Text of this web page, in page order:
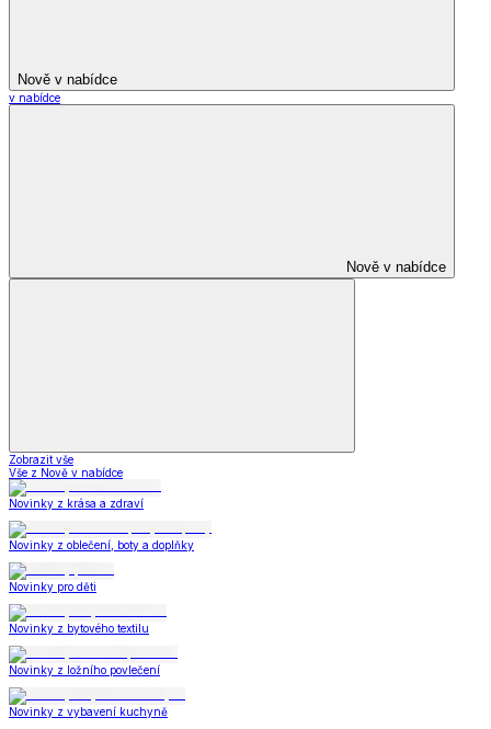
Nově v nabídce
v nabídce
Nově v nabídce
Zobrazit vše
Vše z Nově v nabídce
Novinky z krása a zdraví
Novinky z oblečení, boty a doplňky
Novinky pro děti
Novinky z bytového textilu
Novinky z ložního povlečení
Novinky z vybavení kuchyně